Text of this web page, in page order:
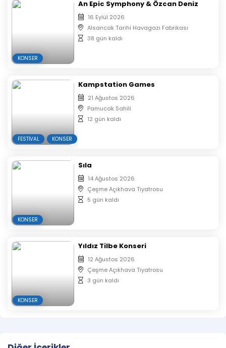
KONSER
An Epic Symphony & Özcan Deniz
16 Eylül 2026
Alsancak Tarihi Havagazı Fabrikası
38 gün kaldı
FESTIVAL KONSER
Kampstation Games
21 Ağustos 2026
Pamucak Sahili
12 gün kaldı
KONSER
Sıla
14 Ağustos 2026
Çeşme Açıkhava Tiyatrosu
5 gün kaldı
KONSER
Yıldız Tilbe Konseri
12 Ağustos 2026
Çeşme Açıkhava Tiyatrosu
3 gün kaldı